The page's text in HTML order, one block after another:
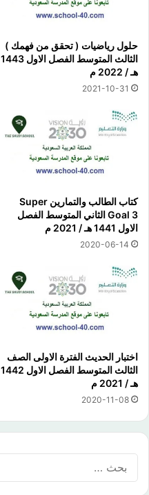
حلول رياضيات ( تحقق من فهمك )
الثالث المتوسط الفصل الاول 1443
هـ / 2022 م
2021-10-31
كتاب الطالب والتمارين Super
Goal 3 الثاني المتوسط الفصل
الاول 1441 هـ / 2021 م
2020-06-14
اختبار الحديث الفترة الاولى الصف
الثالث المتوسط الفصل الاول 1442
هـ / 2021 م
2020-11-08